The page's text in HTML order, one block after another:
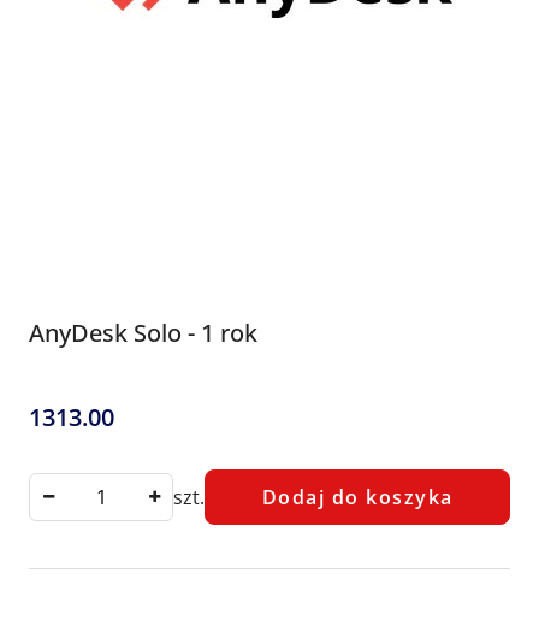
AnyDesk Solo - 1 rok
Cena:
1313.00
szt. Dodaj do koszyka